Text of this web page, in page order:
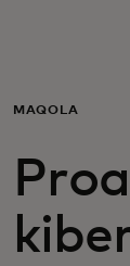
Biznes
Butun
MAQOLA